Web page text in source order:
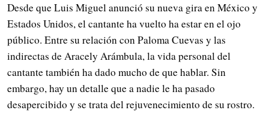
Desde que Luis Miguel anunció su nueva gira en México y
Estados Unidos, el cantante ha vuelto ha estar en el ojo
público. Entre su relación con Paloma Cuevas y las
indirectas de Aracely Arámbula, la vida personal del
cantante también ha dado mucho de que hablar. Sin
embargo, hay un detalle que a nadie le ha pasado
desapercibido y se trata del rejuvenecimiento de su rostro.